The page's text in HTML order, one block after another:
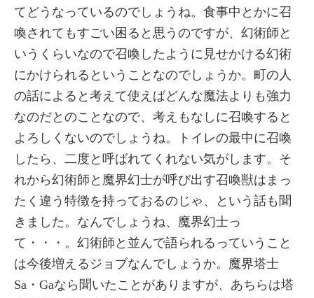
てどうなっているのでしょうね。食事中とかに召
喚されてもすごい困ると思うのですが、幻術師と
いうくらいなので召喚したように見せかける幻術
にかけられるということなのでしょうか。町の人
の話によると考えて使えばどんな魔法よりも強力
なのだとのことなので、考えもなしに召喚すると
よろしくないのでしょうね。トイレの最中に召喚
したら、二度と呼ばれてくれない気がします。そ
れから幻術師と魔界幻士が呼び出す召喚獣はまっ
たく違う特徴を持っておるのじゃ、という話も聞
きました。なんでしょうね、魔界幻士っ
て・・・。幻術師と並んで語られるっていうこと
は今後増えるジョブなんでしょうか。魔界塔士
Sa・Gaなら聞いたことがありますが、あちらは塔